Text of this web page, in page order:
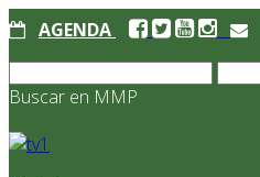
AGENDA
Buscar en MMP